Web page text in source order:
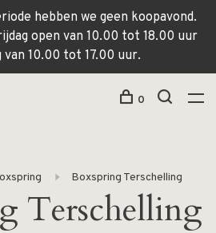
hebben we geen koopavond.
open van 10.00 tot 18.00 uur
van 10.00 tot 17.00 uur.
0
Boxspring Terschelling
Terschelling